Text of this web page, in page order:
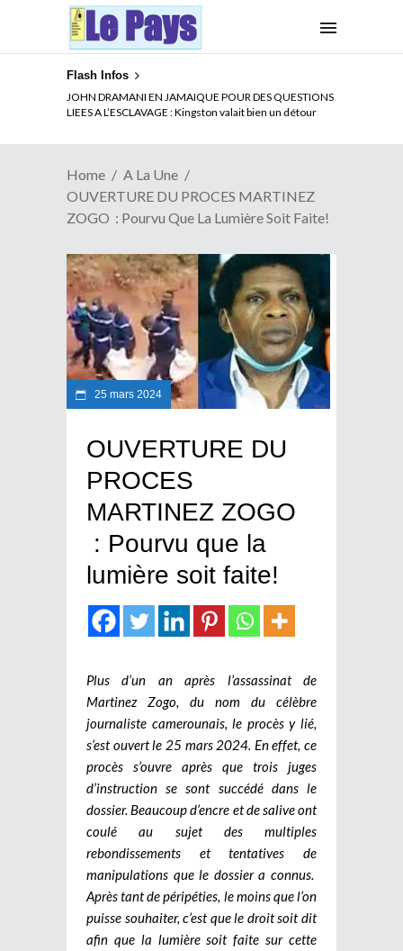
Flash Infos
JOHN DRAMANI EN JAMAIQUE POUR DES QUESTIONS
LIEES A L’ESCLAVAGE : Kingston valait bien un détour
ELECTION DE TALON A LA TETE DU SENAT BENINOIS :
Quand Patrice quitte le pouvoir sans partir !
Home
A La Une
OUVERTURE DU PROCES MARTINEZ
ZOGO : Pourvu Que La Lumière Soit Faite!
25 mars 2024
OUVERTURE DU
PROCES
MARTINEZ ZOGO
: Pourvu que la
lumière soit faite!
Plus d’un an après l’assassinat de
Martinez Zogo, du nom du célèbre
journaliste camerounais, le procès y lié,
s’est ouvert le 25 mars 2024. En effet, ce
procès s’ouvre après que trois juges
d’instruction se sont succédé dans le
dossier. Beaucoup d’encre et de salive ont
coulé au sujet des multiples
rebondissements et tentatives de
manipulations que le dossier a connus.
Après tant de péripéties, le moins que l’on
puisse souhaiter, c’est que le droit soit dit
afin que la lumière soit faite sur cette